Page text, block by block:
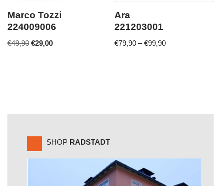
Marco Tozzi
224009006
€49,90 €29,00
Ara
221203001
€79,90 –€99,90
SHOP RADSTADT